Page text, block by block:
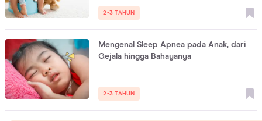
2-3 TAHUN
Mengenal Sleep Apnea pada Anak, dari
Gejala hingga Bahayanya
2-3 TAHUN